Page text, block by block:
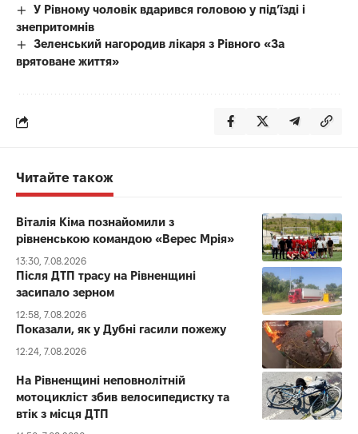
У Рівному чоловік вдарився головою у під’їзді і
знепритомнів
Зеленський нагородив лікаря з Рівного «За
врятоване життя»
Читайте також
Віталія Кіма познайомили з
рівненською командою «Верес Мрія»
13:30, 7.08.2026
Після ДТП трасу на Рівненщині
засипало зерном
12:58, 7.08.2026
Показали, як у Дубні гасили пожежу
12:24, 7.08.2026
На Рівненщині неповнолітній
мотоцикліст збив велосипедистку та
втік з місця ДТП